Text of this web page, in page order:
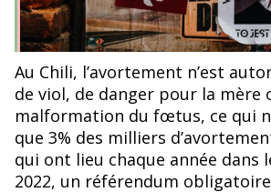
Affiches pro droit à
Au Chili, l’avortement n’est
de viol, de danger pour la mère
malformation du fœtus, ce qui
que 3% des milliers
qui ont lieu chaque année dans
2022, un référendum